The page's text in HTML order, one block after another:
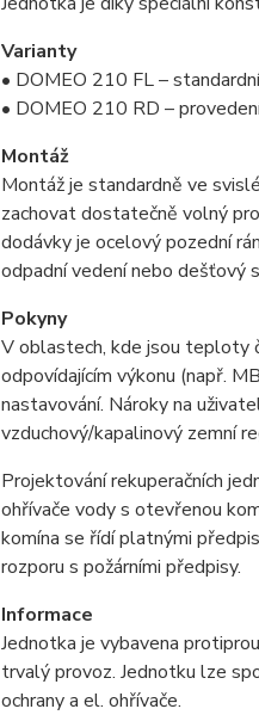
Varianty
• DOMEO 210 FL –
• DOMEO 210 RD –
Montáž
Montáž je standardně ve
zachovat dostatečně volný
dodávky je ocelový pozední
odpadní vedení nebo dešťový
Pokyny
V oblastech, kde jsou teploty
odpovídajícím výkonu (např.
nastavování. Nároky na
vzduchový/kapalinový zemní
Projektování rekuperačních
ohřívače vody s otevřenou
komína se řídí platnými
rozporu s požárními předpisy.
Informace
Jednotka je vybavena
trvalý provoz. Jednotku lze
ochrany a el. ohřívače.